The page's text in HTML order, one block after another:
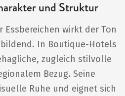
und Struktur
Essbereichen wirkt der Ton
In Boutique-Hotels
zugleich stilvolle
Bezug. Seine
Ruhe und eignet sich